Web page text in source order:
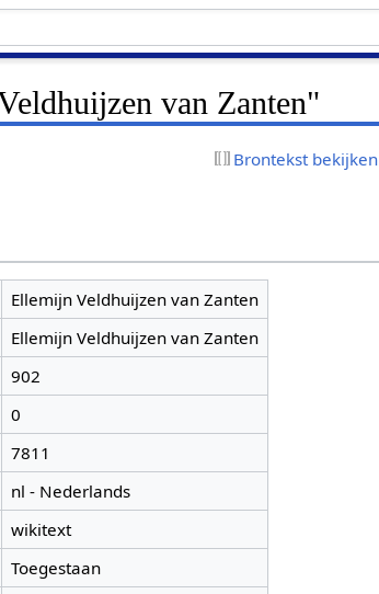
van Zanten"
Brontekst bekijken
Ellemijn Veldhuijzen van Zanten
Ellemijn Veldhuijzen van Zanten
902
0
7811
nl - Nederlands
wikitext
Toegestaan